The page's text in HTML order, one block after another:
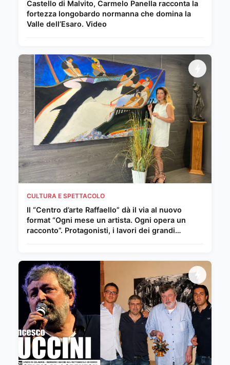
Castello di Malvito, Carmelo Panella racconta la
fortezza longobardo normanna che domina la
Valle dell’Esaro. Video
CULTURA E SPETTACOLO
Il “Centro d’arte Raffaello” dà il via al nuovo
format “Ogni mese un artista. Ogni opera un
racconto”. Protagonisti, i lavori dei grandi